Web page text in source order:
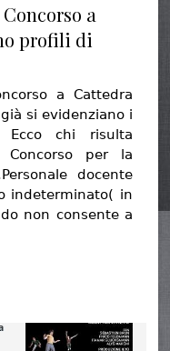
a
profili di
a Cattedra
si evidenziano i
chi risulta
Concorso per la
docente
indeterminato( in
non consente a